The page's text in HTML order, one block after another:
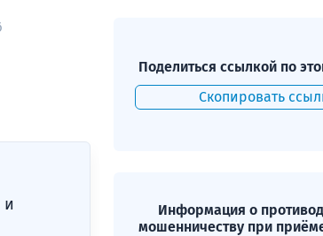
Поделиться ссылкой по
Скопировать
Информация о
мошенничеству при
и